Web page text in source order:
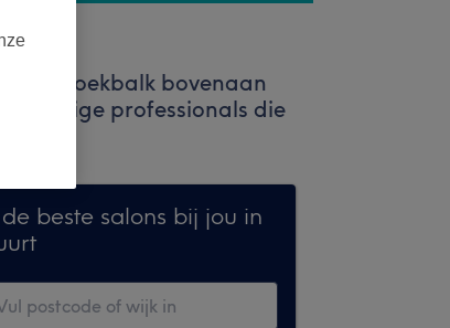
de zoekbalk bovenaan
professionals die
beste salons bij jou in